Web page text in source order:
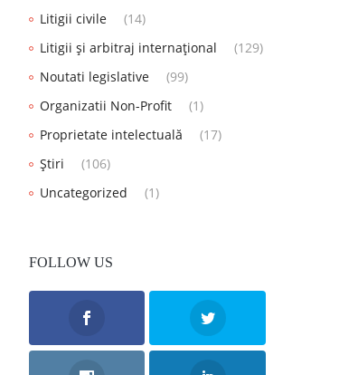
Litigii civile
(14)
Litigii și arbitraj internațional
(129)
Noutati legislative
(99)
Organizatii Non-Profit
(1)
Proprietate intelectuală
(17)
Știri
(106)
Uncategorized
(1)
FOLLOW US